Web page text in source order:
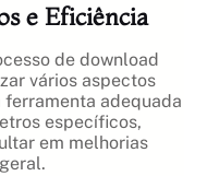
e Eficiência
de download
vários aspectos
ferramenta adequada
específicos,
em melhorias